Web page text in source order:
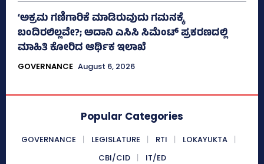
‘ಅಕ್ರಮ ಗಣಿಗಾರಿಕೆ ಮಾಡಿರುವುದು ಗಮನಕ್ಕೆ
ಬಂದಿರಲಿಲ್ಲವೇ?; ಅದಾನಿ ಎಸಿಸಿ ಸಿಮೆಂಟ್ ಪ್ರಕರಣದಲ್ಲಿ
ಮಾಹಿತಿ ಕೋರಿದ ಆರ್ಥಿಕ ಇಲಾಖೆ
GOVERNANCE August 6, 2026
Popular Categories
GOVERNANCE LEGISLATURE RTI
LOKAYUKTA
CBI/CID
IT/ED